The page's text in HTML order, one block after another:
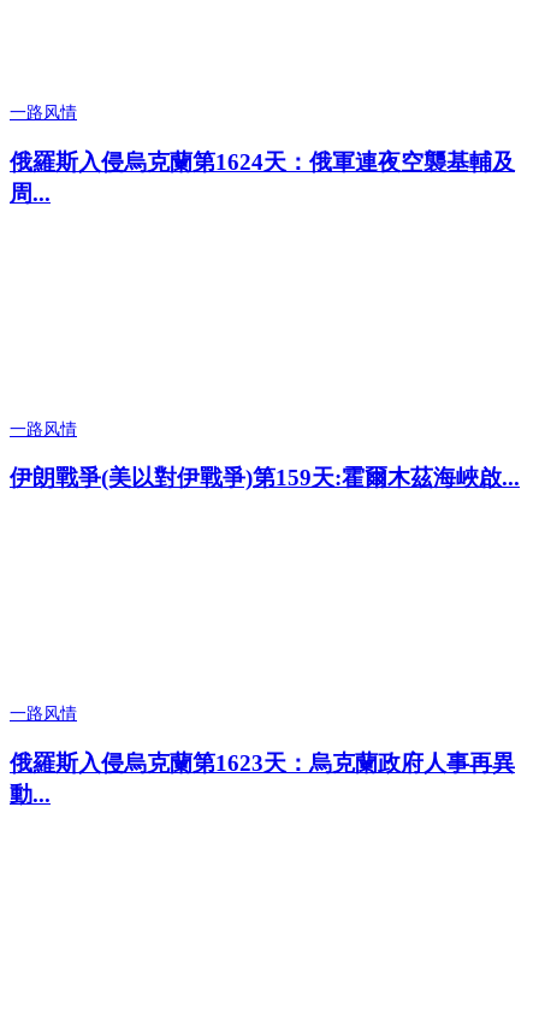
一路风情
俄羅斯入侵烏克蘭第1624天：俄軍連夜空襲基輔及
周...
一路风情
伊朗戰爭(美以對伊戰爭)第159天:霍爾木茲海峽啟...
一路风情
俄羅斯入侵烏克蘭第1623天：烏克蘭政府人事再異
動...